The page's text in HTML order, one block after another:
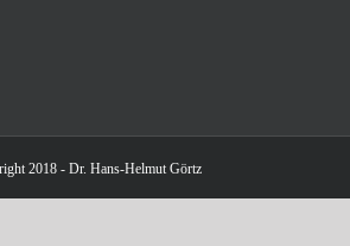
2018 - Dr. Hans-Helmut Görtz